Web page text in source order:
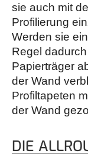
sie auch mit
Profilierung
Werden sie
Regel
Papierträger
der Wand
Profiltapeten
der Wand
DIE